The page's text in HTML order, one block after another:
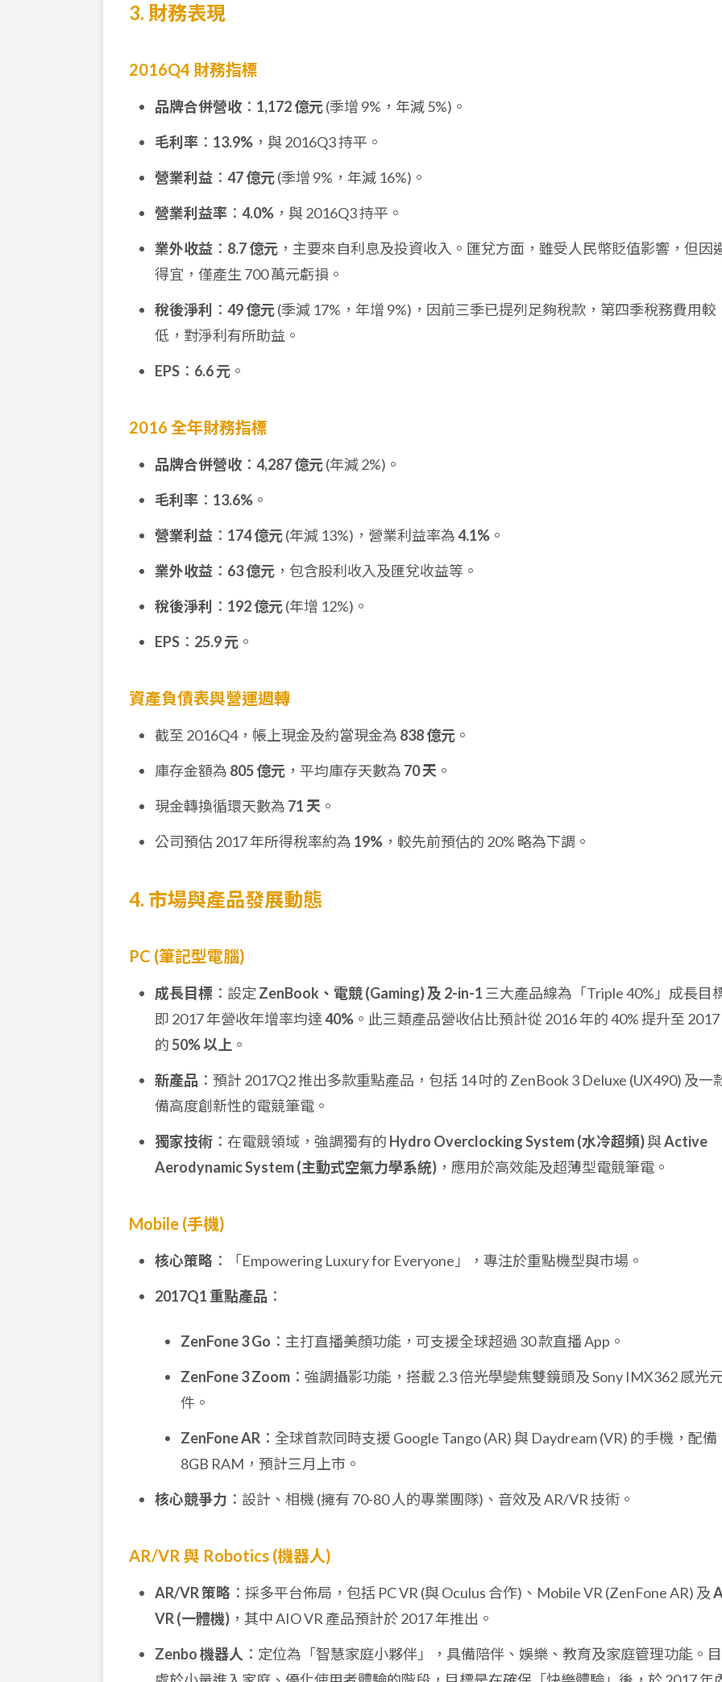
3. 財務表現
2016Q4 財務指標
品牌合併營收 ： 1,172 億元(季增 9%，年減 5%)。
毛利率 ： 13.9% ，與 2016Q3 持平。
營業利益 ： 47 億元(季增 9%，年減 16%)。
營業利益率 ： 4.0% ，與 2016Q3 持平。
業外收益 ： 8.7 億元 ，主要來自利息及投資收入。匯兌方面，雖受人民幣貶值影響，但因
得宜，僅產生 700 萬元虧損。
稅後淨利
： 49 億元(季減 17%，年增 9%)，因前三季已提列足夠稅款，第四季稅務費用較
低，對淨利有所助益。
EPS ： 6.6 元 。
2016 全年財務指標
品牌合併營收 ： 4,287 億元(年減 2%)。
毛利率 ： 13.6% 。
營業利益 ： 174 億元(年減 13%)，營業利益率為4.1% 。
業外收益 ： 63 億元 ，包含股利收入及匯兌收益等。
稅後淨利
： 192 億元(年增 12%)。
EPS ： 25.9 元 。
資產負債表與營運週轉
截至 2016Q4，帳上現金及約當現金為 838 億元 。
庫存金額為 805 億元 ，平均庫存天數為 70 天 。
現金轉換循環天數為 71 天 。
公司預估 2017 年所得稅率約為 19% ，較先前預估的 20% 略為下調。
4. 市場與產品發展動態
PC (筆記型電腦)
成長目標 ：設定 ZenBook、電競 (Gaming) 及 2-in-1 三大產品線為「Triple 40%」成長目
即 2017 年營收年增率均達40% 。此三類產品營收佔比預計從 2016 年的 40% 提升至 2017
的50% 以上 。
新產品 ：預計 2017Q2 推出多款重點產品，包括 14 吋的 ZenBook 3 Deluxe (UX490) 及一
備高度創新性的電競筆電。
獨家技術 ：在電競領域，強調獨有的 Hydro Overclocking System (水冷超頻)與Active
Aerodynamic System (主動式空氣力學系統) ，應用於高效能及超薄型電競筆電。
Mobile (手機)
核心策略 ：「Empowering Luxury for Everyone」，專注於重點機型與市場。
2017Q1 重點產品 ：
ZenFone 3 Go ：主打直播美顏功能，可支援全球超過 30 款直播 App。
ZenFone 3 Zoom ：強調攝影功能，搭載 2.3 倍光學變焦雙鏡頭及 Sony IMX362 感光
件。
ZenFone AR ：全球首款同時支援 Google Tango (AR) 與 Daydream (VR) 的手機，配備
8GB RAM，預計三月上市。
核心競爭力 ：設計、相機 (擁有 70-80 人的專業團隊)、音效及 AR/VR 技術。
AR/VR 與 Robotics (機器人)
AR/VR 策略 ：採多平台佈局，包括 PC VR (與 Oculus 合作)、Mobile VR (ZenFone AR) 及
VR (一體機) ，其中 AIO VR 產品預計於 2017 年推出。
Zenbo 機器人 ：定位為「智慧家庭小夥伴」，具備陪伴、娛樂、教育及家庭管理功能。